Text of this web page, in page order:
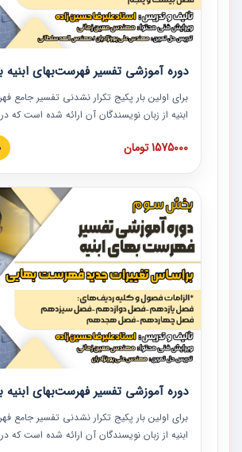
دوره آموزشی تفسیر فهرست‌بهای
برای اولین بار پکیج تکرار نشدنی تفسیر جامع
ابنیه از زبان نویسندگان آن ارائه شده است
ردیف ها و مطالب فهرست بها تفسیر و ارائه
دوره به صورت کامل تصویری بوده و به همراه
دوره با کلام مهندس علیرضاحسین‌زاده مدیر
مشاور در امر بازنگری فهرست بها رشته ابنیه
همکارانی که در حوزه صنعت ساخت در حال
توصیه می کنیم از مطالب این دوره استفاده
1575000 تومان
دوره آموزشی تفسیر فهرست‌بهای
برای اولین بار پکیج تکرار نشدنی تفسیر جامع
ابنیه از زبان نویسندگان آن ارائه شده است